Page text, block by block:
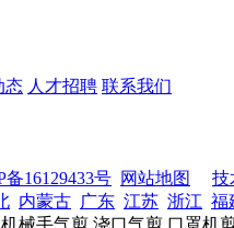
态 人才招聘 联系我们
备16129433号 网站地图
技
内蒙古 广东 江苏 浙江 福
械手气剪,浇口气剪,口罩